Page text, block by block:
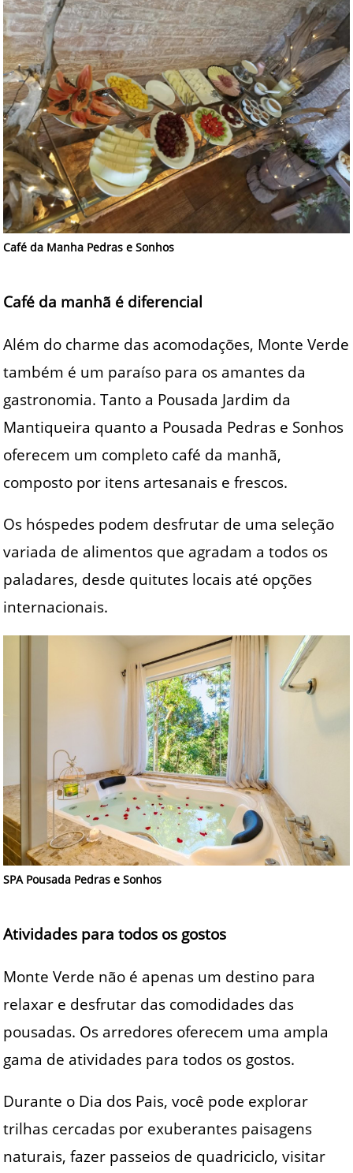
Café da Manha Pedras e Sonhos
Café da manhã é diferencial
Além do charme das acomodações, Monte Verde
também é um paraíso para os amantes da
gastronomia. Tanto a Pousada Jardim da
Mantiqueira quanto a Pousada Pedras e Sonhos
oferecem um completo café da manhã,
composto por itens artesanais e frescos.
Os hóspedes podem desfrutar de uma seleção
variada de alimentos que agradam a todos os
paladares, desde quitutes locais até opções
internacionais.
SPA Pousada Pedras e Sonhos
Atividades para todos os gostos
Monte Verde não é apenas um destino para
relaxar e desfrutar das comodidades das
pousadas. Os arredores oferecem uma ampla
gama de atividades para todos os gostos.
Durante o Dia dos Pais, você pode explorar
trilhas cercadas por exuberantes paisagens
naturais, fazer passeios de quadriciclo, visitar